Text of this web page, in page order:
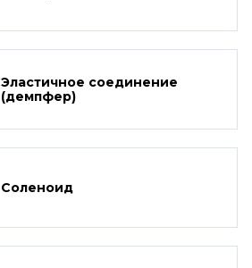
Эластичное соединение
(демпфер)
Соленоид